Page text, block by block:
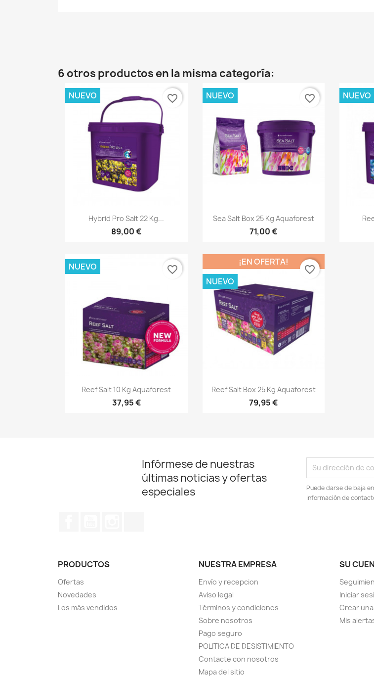
6 otros productos en la misma categoría:
Vista rápida
Hybrid Pro Salt 22 Kg...
89,00 €
NUEVO favorite_border
Vista rápida
Sea Salt Box 25 Kg Aquaforest
71,00 €
NUEVO favorite_border NUEVO
Vista rápida
Reef Salt 10 Kg Aquaforest
37,95 €
NUEVO favorite_border
Vista rápida
Reef Salt Box 25 Kg Aquaforest
79,95 €
¡EN OFERTA!
NUEVO
favorite_border
Infórmese de nuestras
últimas noticias y ofertas
especiales
Puede darse de baja
información de
PRODUCTOS
Ofertas
Novedades
Los más vendidos
NUESTRA EMPRESA
Envío y recepcion
Aviso legal
Términos y condiciones
Sobre nosotros
Pago seguro
POLITICA DE DESISTIMIENTO
Contacte con nosotros
Mapa del sitio
SU
Iniciar
Crear
Mis